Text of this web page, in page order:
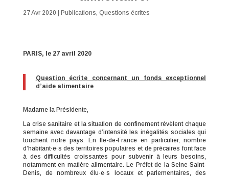
27 Avr 2020 Publications, Questions écrites
PARIS, le 27 avril 2020
Question écrite concernant un fonds exceptionnel
d’aide alimentaire
Madame la Présidente,
La crise sanitaire et la situation de confinement révèlent chaque
semaine avec davantage d’intensité les inégalités sociales qui
touchent notre pays. En Ile-de-France en particulier, nombre
d’habitant·e·s des territoires populaires et de précaires font face
à des difficultés croissantes pour subvenir à leurs besoins,
notamment en matière alimentaire. Le Préfet de la Seine-Saint-
Denis, de nombreux élu·e·s locaux et parlementaires, des